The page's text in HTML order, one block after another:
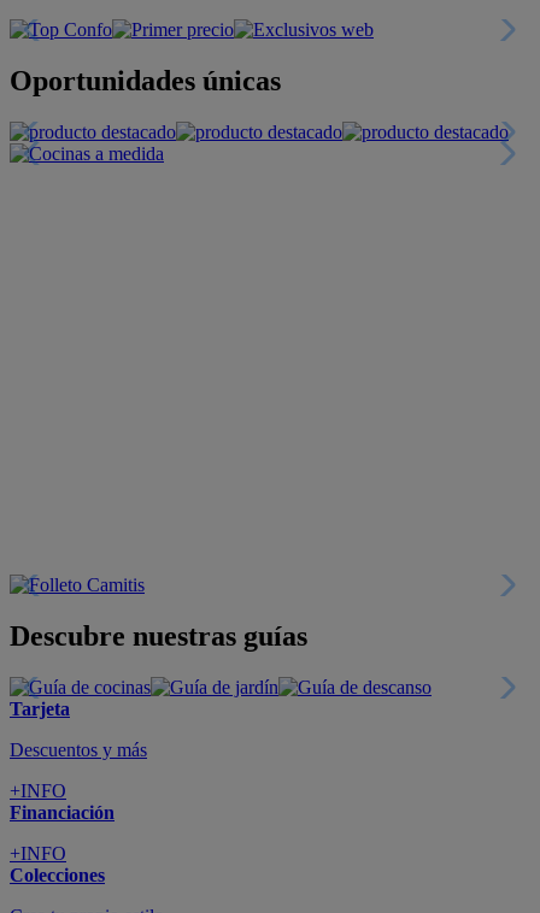
Oportunidades únicas
Descubre nuestras guías
Tarjeta
Descuentos y más
+INFO
Financiación
+INFO
Colecciones